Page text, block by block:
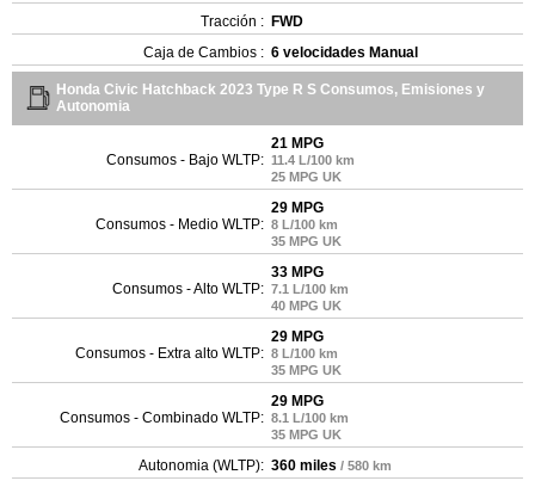
Tracción : FWD
Caja de Cambios : 6 velocidades Manual
Honda Civic Hatchback 2023 Type R S Consumos, Emisiones y
Autonomia
Consumos - Bajo WLTP:
21 MPG
11.4 L/100 km
25 MPG UK
Consumos - Medio WLTP:
29 MPG
8 L/100 km
35 MPG UK
Consumos - Alto WLTP:
33 MPG
7.1 L/100 km
40 MPG UK
Consumos - Extra alto WLTP:
29 MPG
8 L/100 km
35 MPG UK
Consumos - Combinado WLTP:
29 MPG
8.1 L/100 km
35 MPG UK
Autonomia (WLTP): 360 miles / 580 km